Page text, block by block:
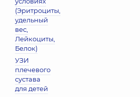
(Эритроциты,
удельный
вес,
Лейкоциты,
Белок)
УЗИ
плечевого
сустава
для детей